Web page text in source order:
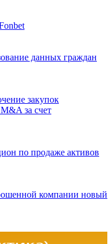
данных граждан
закупок
за счет
по продаже активов
компании новый